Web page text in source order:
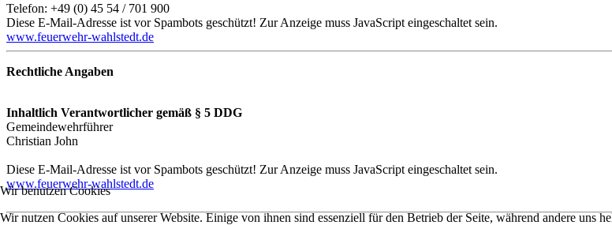
Telefon: +49 (0) 45 54 / 701 900
Diese E-Mail-Adresse ist vor Spambots geschützt! Zur Anzeige muss JavaScript eingeschaltet sein.
www.feuerwehr-wahlstedt.de
Rechtliche Angaben
Inhaltlich Verantwortlicher gemäß § 5 DDG
Gemeindewehrführer
Christian John
Diese E-Mail-Adresse ist vor Spambots geschützt! Zur Anzeige muss JavaScript eingeschaltet sein.
www.feuerwehr-wahlstedt.de
Wir benutzen Cookies
Wir nutzen Cookies auf unserer Website. Einige von ihnen sind essenziell für den Betrieb der Seite, während andere uns